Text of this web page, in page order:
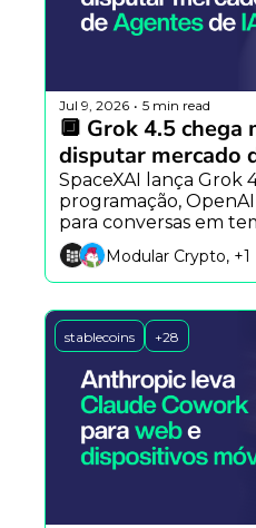
Jul 9, 2026 • 5 min read
🔲 Grok 4.5 chega
disputar mercado
SpaceXAI lança Grok
programação,
para conversas em
aposta em modelos-
robótica.Modular Crypto, +1
stablecoins +28